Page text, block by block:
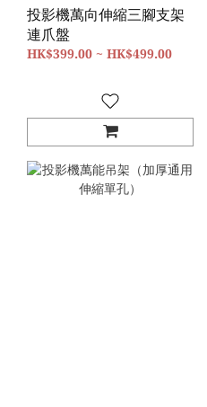
投影機萬向伸縮三腳支架
連爪盤
HK$399.00 ~ HK$499.00